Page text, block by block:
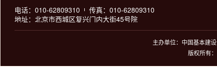
电话：010-62809310
传真：010-62809310
地址：北京市西城区复兴门内大街45号院
主办单位：中国基本建
版权所有